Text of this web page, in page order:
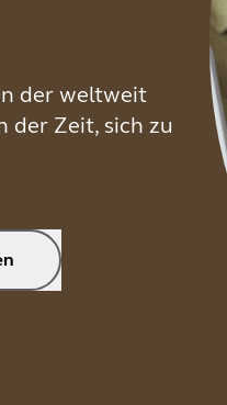
der weltweit
der Zeit, sich zu